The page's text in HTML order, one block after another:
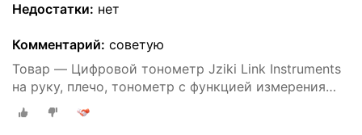
Недостатки: нет
Комментарий: советую
Товар — Цифровой тонометр Jziki Link Instruments
на руку, плечо, тонометр с функцией измерения
сердечного ритма и ЖК дисплеем